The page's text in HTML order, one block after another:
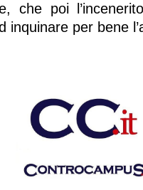
che poi
inquinare per bene